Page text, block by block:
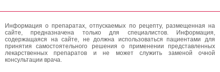
Информация о препаратах, отпускаемых по рецепту, размещенная на
сайте, предназначена только для специалистов. Информация,
содержащаяся на сайте, не должна использоваться пациентами для
принятия самостоятельного решения о применении представленных
лекарственных препаратов и не может служить заменой очной
консультации врача.